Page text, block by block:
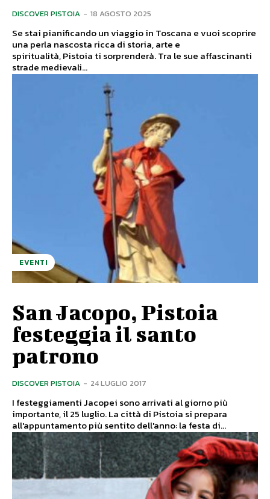
DISCOVER PISTOIA - 18 AGOSTO 2025
Se stai pianificando un viaggio in Toscana e vuoi scoprire
una perla nascosta ricca di storia, arte e
spiritualità, Pistoia ti sorprenderà. Tra le sue affascinanti
strade medievali...
EVENTI
San Jacopo, Pistoia
festeggia il santo
patrono
DISCOVER PISTOIA - 24 LUGLIO 2017
I festeggiamenti Jacopei sono arrivati al giorno più
importante, il 25 luglio. La città di Pistoia si prepara
all'appuntamento più sentito dell'anno: la festa di...